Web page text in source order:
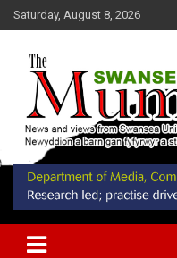
Skip
to
Saturday, August 8, 2026
Swansea
News and Views from